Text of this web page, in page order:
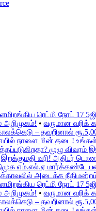
ரெட்மி நோட் 17
அறிமுகம்! • வருமான வரிக்
– தவறினால்
நாளை மின் தடை! உங்கள்
முழு விவரம்
வரி! அதிபர்
எம்.எல்.ஏ
அடைக்க நீதிமன்றம்
ரெட்மி நோட் 17
அறிமுகம்! • வருமான வரிக்
– தவறினால்